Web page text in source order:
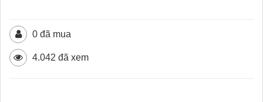
0 đã mua
4.042 đã xem